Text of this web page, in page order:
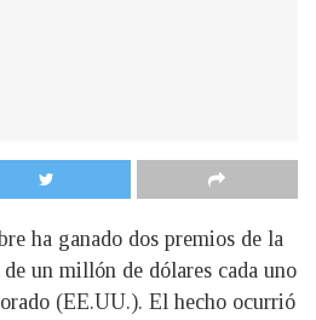
ha ganado dos premios de la
un millón de dólares cada uno
(EE.UU.). El hecho ocurrió